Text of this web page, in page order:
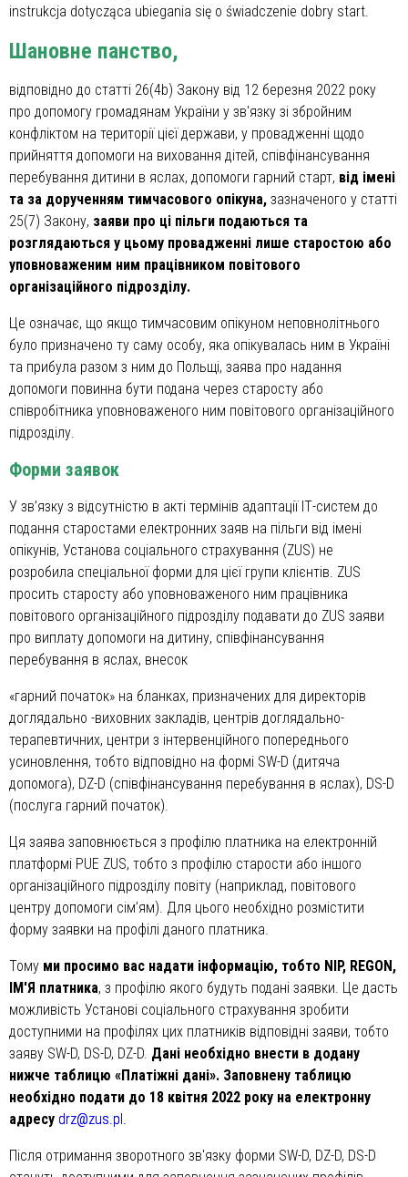
instrukcja dotycząca ubiegania się o świadczenie dobry start.
Шановне панство,
відповідно до статті 26(4b) Закону від 12 березня 2022 року
про допомогу громадянам України у зв'язку зі збройним
конфліктом на території цієї держави, у провадженні щодо
прийняття допомоги на виховання дітей, співфінансування
перебування дитини в яслах, допомоги гарний старт, від імені
та за дорученням тимчасового опікуна, зазначеного у статті
25(7) Закону, заяви про ці пільги подаються та
розглядаються у цьому провадженні лише старостою або
уповноваженим ним працівником повітового
організаційного підрозділу.
Це означає, що якщо тимчасовим опікуном неповнолітнього
було призначено ту саму особу, яка опікувалась ним в Україні
та прибула разом з ним до Польщі, заява про надання
допомоги повинна бути подана через старосту або
співробітника уповноваженого ним повітового організаційного
підрозділу.
Форми заявок
У зв’язку з відсутністю в акті термінів адаптації ІТ-систем до
подання старостами електронних заяв на пільги від імені
опікунів, Установа соціального страхування (ZUS) не
розробила спеціальної форми для цієї групи клієнтів. ZUS
просить старосту або уповноваженого ним працівника
повітового організаційного підрозділу подавати до ZUS заяви
про виплату допомоги на дитину, співфінансування
перебування в яслах, внесок
«гарний початок» на бланках, призначених для директорів
доглядально -виховних закладів, центрів доглядально-
терапевтичних, центри з інтервенційного попереднього
усиновлення, тобто відповідно на формі SW-D (дитяча
допомога), DZ-D (співфінансування перебування в яслах), DS-D
(послуга гарний початок).
Ця заява заповнюється з профілю платника на електронній
платформі PUE ZUS, тобто з профілю старости або іншого
організаційного підрозділу повіту (наприклад, повітового
центру допомоги сім’ям). Для цього необхідно розмістити
форму заявки на профілі даного платника.
Тому ми просимо вас надати інформацію, тобто NIP, REGON,
ІМ'Я платника, з профілю якого будуть подані заявки. Це дасть
можливість Установі соціального страхування зробити
доступними на профілях цих платників відповідні заяви, тобто
заяву SW-D, DS-D, DZ-D. Дані необхідно внести в додану
нижче таблицю «Платіжні дані». Заповнену таблицю
необхідно подати до 18 квітня 2022 року на електронну
адресу drz@zus.pl.
Після отримання зворотного зв'язку форми SW-D, DZ-D, DS-D